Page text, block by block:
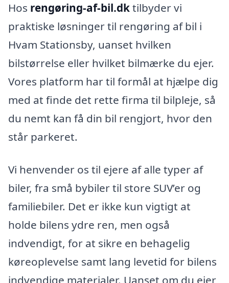
Hos rengøring-af-bil.dktilbyder vi
praktiske løsninger til rengøring af bil i
Hvam Stationsby, uanset hvilken
bilstørrelse eller hvilket bilmærke du ejer.
Vores platform har til formål at hjælpe dig
med at finde det rette firma til bilpleje, så
du nemt kan få din bil rengjort, hvor den
står parkeret.
Vi henvender os til ejere af alle typer af
biler, fra små bybiler til store SUV’er og
familiebiler. Det er ikke kun vigtigt at
holde bilens ydre ren, men også
indvendigt, for at sikre en behagelig
køreoplevelse samt lang levetid for bilens
indvendige materialer. Uanset om du ejer